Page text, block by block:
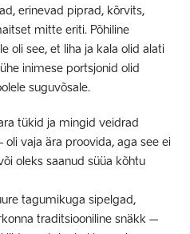
erinevad piprad, kõrvits,
mitte eriti. Põhiline
oli see, et liha ja kala olid alati
inimese portsjonid olid
suguvõsale.
tükid ja mingid veidrad
oli vaja ära proovida, aga see ei
oleks saanud süüa kõhtu
tagumikuga sipelgad,
traditsiooniline snäkk –